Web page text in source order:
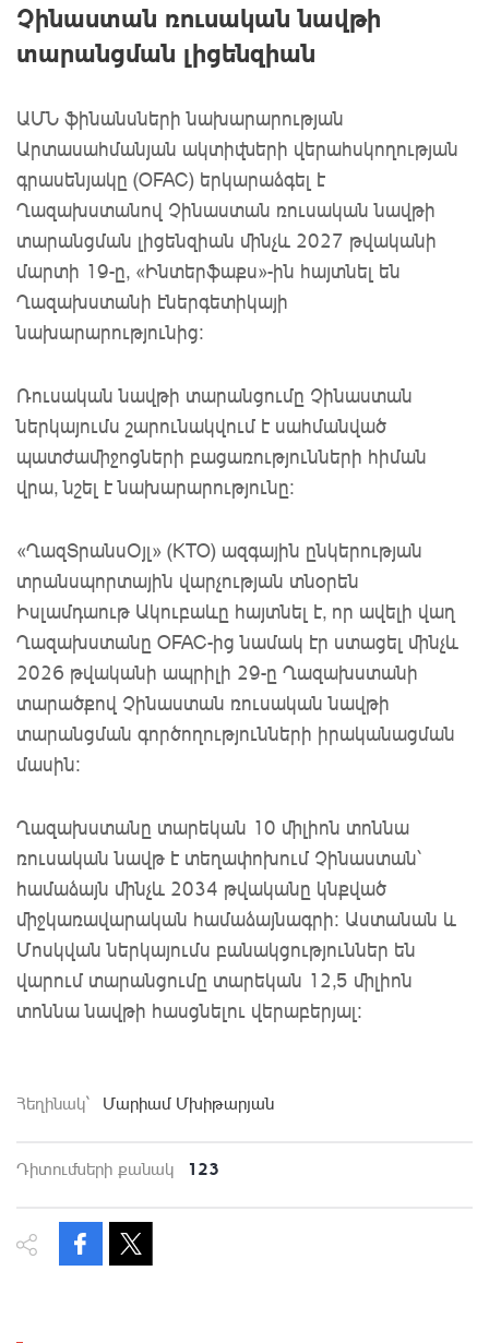
Չինաստան ռուսական նավթի
տարանցման լիցենզիան
ԱՄՆ ֆինանսների նախարարության
Արտասահմանյան ակտիվների վերահսկողության
գրասենյակը (OFAC) երկարաձգել է
Ղազախստանով Չինաստան ռուսական նավթի
տարանցման լիցենզիան մինչև 2027 թվականի
մարտի 19-ը, «Ինտերֆաքս»-ին հայտնել են
Ղազախստանի էներգետիկայի
նախարարությունից։
Ռուսական նավթի տարանցումը Չինաստան
ներկայումս շարունակվում է սահմանված
պատժամիջոցների բացառությունների հիման
վրա, նշել է նախարարությունը։
«ՂազՏրանսՕյլ» (KTO) ազգային ընկերության
տրանսպորտային վարչության տնօրեն
Իսլամդաութ Ակուբաևը հայտնել է, որ ավելի վաղ
Ղազախստանը OFAC-ից նամակ էր ստացել մինչև
2026 թվականի ապրիլի 29-ը Ղազախստանի
տարածքով Չինաստան ռուսական նավթի
տարանցման գործողությունների իրականացման
մասին։
Ղազախստանը տարեկան 10 միլիոն տոննա
ռուսական նավթ է տեղափոխում Չինաստան՝
համաձայն մինչև 2034 թվականը կնքված
միջկառավարական համաձայնագրի։ Աստանան և
Մոսկվան ներկայումս բանակցություններ են
վարում տարանցումը տարեկան 12,5 միլիոն
տոննա նավթի հասցնելու վերաբերյալ։
Հեղինակ` Մարիամ Մխիթարյան
Դիտումների քանակ 123